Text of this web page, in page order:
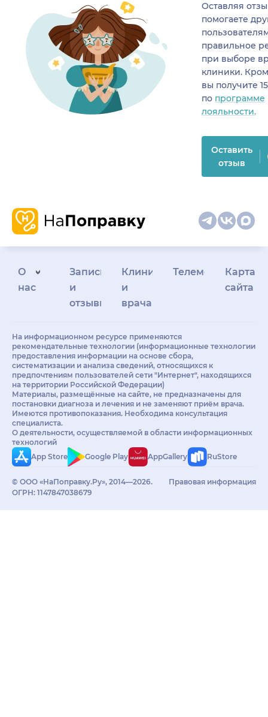
Оставляя
помогаете
правильное
при выборе
клиники.
вы получите
по программе
лояльности.
Оставить
отзыв
О
нас
Запись
и
отзывы
Клиникам
и
врачам
Телемедицина
Карта
сайта
На информационном ресурсе применяются
рекомендательные технологии (информационные технологии
предоставления информации на основе сбора,
систематизации и анализа сведений, относящихся к
предпочтениям пользователей сети "Интернет", находящихся
на территории Российской Федерации)
Материалы, размещённые на сайте, не предназначены для
постановки диагноза и лечения и не заменяют приём врача.
Имеются противопоказания. Необходима консультация
специалиста.
О деятельности, осуществляемой в области информационных
технологий
App Store
Google Play AppGallery RuStore
© ООО «НаПоправку.Ру», 2014—2026.
ОГРН: 1147847038679
Правовая информация